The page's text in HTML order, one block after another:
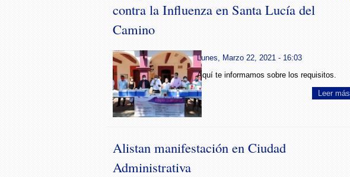
contra la Influenza en Santa Lucía del
Camino
Lunes, Marzo 22, 2021 - 16:03
Aquí te informamos sobre los requisitos.
Leer más
Alistan manifestación en Ciudad
Administrativa